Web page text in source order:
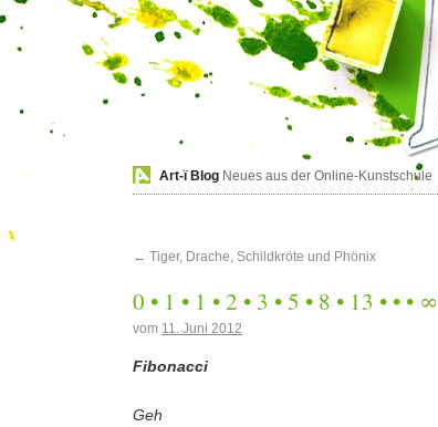
Art-ï Blog Neues aus der Online-Kunstschule
← Tiger, Drache, Schildkröte und Phönix
0 • 1 • 1 • 2 • 3 • 5 • 8 • 13 • • • ∞
vom 11. Juni 2012
Fibonacci
Geh